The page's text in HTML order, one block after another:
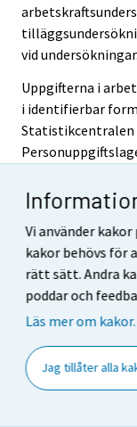
Vi använder
kakor behövs för
rätt sätt. Andra
poddar och
Läs mer om kakor.
Jag tillåter alla
vid undersökningar.
Uppgifterna i
i identifierbar
Statistikcentralen
vetenskaplig
att
material som
statistikbyrå utan
i
skyddsklass som
http://